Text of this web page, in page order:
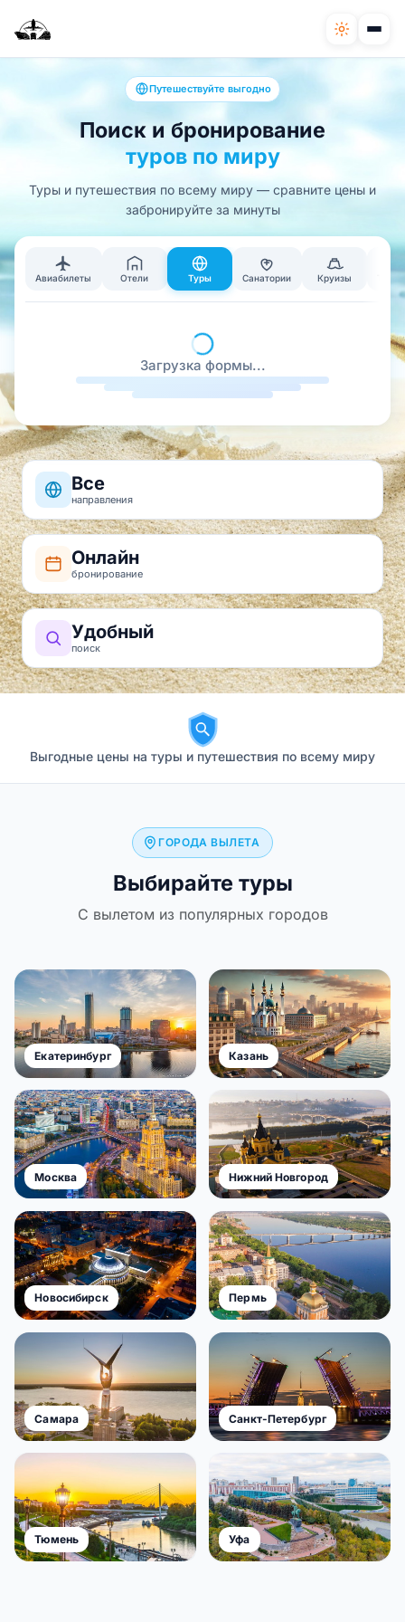
Путешествуйте выгодно
Поиск и бронирование
туров по миру
Туры и путешествия по всему миру — сравните цены и
забронируйте за минуты
Авиабилеты Отели Туры Санатории Круизы
Загрузка формы...
Все
направления
Онлайн
бронирование
Удобный
поиск
Выгодные цены на туры и путешествия по всему миру
ГОРОДА ВЫЛЕТА
Выбирайте туры
С вылетом из популярных городов
Екатеринбург Казань
Москва Нижний Новгород
Новосибирск Пермь
Самара Санкт-Петербург
Тюмень Уфа